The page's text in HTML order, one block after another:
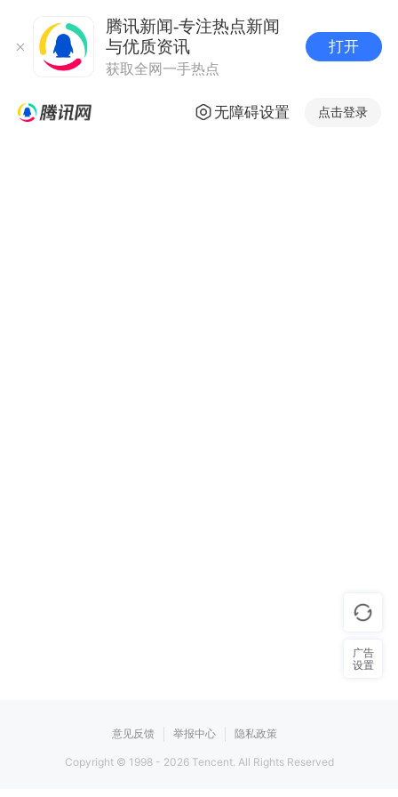
腾讯新闻-专注热点新闻
与优质资讯
获取全网一手热点
打开
无障碍设置 点击登录
意见反馈 举报中心 隐私政策
Copyright © 1998 - 2026Tencent. All Rights Reserved
广告
设置